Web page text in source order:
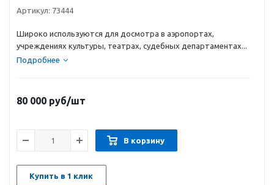
Артикул: 73444
Широко используются для досмотра в аэропортах,
учреждениях культуры, театрах, судебных департаментах...
Подробнее
80 000 руб/шт
В корзину
Купить в 1 клик